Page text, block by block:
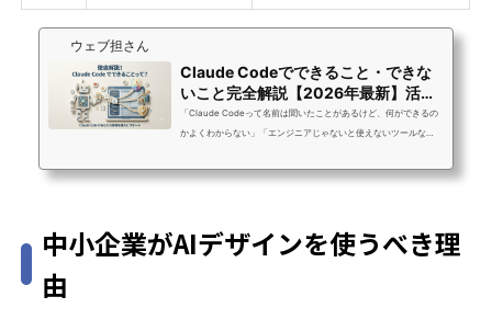
ウェブ担さん
Claude Codeでできること・できな
いこと完全解説【2026年最新】活用
法まとめ
「Claude Codeって名前は聞いたことがあるけど、何ができるの
かよくわからない」「エンジニアじゃないと使えないツールな
コーディングエージェントです。登場以来、エンジニアを中心に
eでできることとできないことを実務目線で整理し、さらに便利な
ツールと組み合わせることで「できるようになること」まで解説
中小企業がAIデザインを使うべき理
由